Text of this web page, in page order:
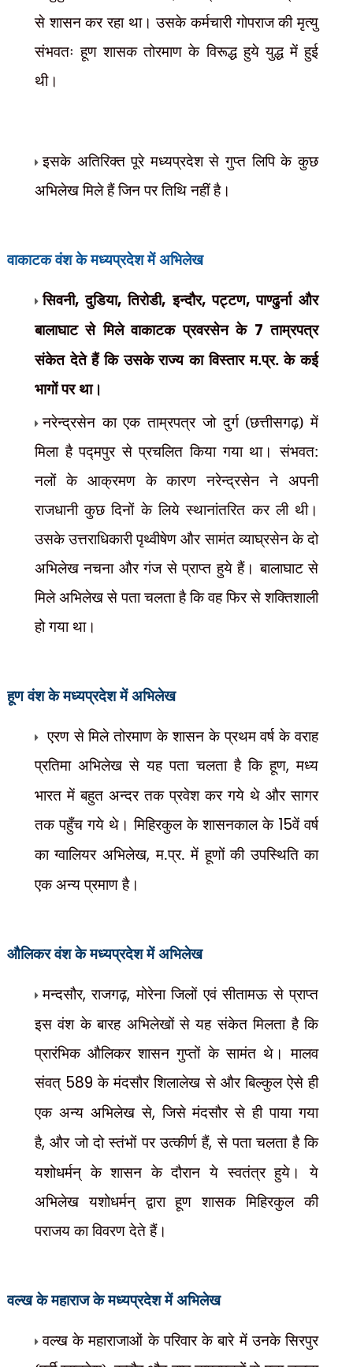
से शासन कर रहा था। उसके कर्मचारी गोपराज की मृत्यु
संभवतः हूण शासक तोरमाण के विरूद्ध हुये युद्ध में हुई
थी।
इसके अतिरिक्त पूरे मध्यप्रदेश से गुप्त लिपि के कुछ
अभिलेख मिले हैं जिन पर तिथि नहीं है।
वाकाटक वंश के मध्यप्रदेश में अभिलेख
सिवनी,दुडिया,तिरोडी,इन्दौर,पट्टण,पाण्ढुर्ना और
बालाघाट से मिले वाकाटक प्रवरसेन के 7 ताम्रपत्र
संकेत देते हैं कि उसके राज्य का विस्तार म.प्र. के कई
भागों पर था।
नरेन्द्रसेन का एक ताम्रपत्र जो दुर्ग (छत्तीसगढ़) में
मिला है पद्मपुर से प्रचलित किया गया था। संभवत:
नलों के आक्रमण के कारण नरेन्द्रसेन ने अपनी
राजधानी कुछ दिनों के लिये स्थानांतरित कर ली थी।
उसके उत्तराधिकारी पृथ्वीषेण और सामंत व्याघ्रसेन के दो
अभिलेख नचना और गंज से प्राप्त हुये हैं। बालाघाट से
मिले अभिलेख से पता चलता है कि वह फिर से शक्तिशाली
हो गया था।
हूणवंश के मध्यप्रदेश में अभिलेख
एरण से मिले तोरमाण के शासन के प्रथम वर्ष के वराह
प्रतिमा अभिलेख से यह पता चलता है कि हूण,मध्य
भारत में बहुत अन्दर तक प्रवेश कर गये थे और सागर
तक पहुँच गये थे। मिहिरकुल के शासनकाल के 15वें वर्ष
का ग्वालियर अभिलेख,म.प्र. में हूणों की उपस्थिति का
एक अन्य प्रमाण है।
औलिकरवंश के मध्यप्रदेश में अभिलेख
मन्दसौर,राजगढ़,मोरेना जिलों एवं सीतामऊ से प्राप्त
इस वंश के बारह अभिलेखों से यह संकेत मिलता है कि
प्रारंभिक औलिकर शासन गुप्तों के सामंत थे। मालव
संवत् 589 के मंदसौर शिलालेख से और बिल्कुल ऐसे ही
एक अन्य अभिलेख से,जिसे मंदसौर से ही पाया गया
है,और जो दो स्तंभों पर उत्कीर्ण हैं,से पता चलता है कि
यशोधर्मन् के शासन के दौरान ये स्वतंत्र हुये। ये
अभिलेख यशोधर्मन् द्वारा हूण शासक मिहिरकुल की
पराजय का विवरण देते हैं।
वल्ख के महाराजके मध्यप्रदेश में अभिलेख
वल्ख के महाराजाओं के परिवार के बारे में उनके सिरपुर